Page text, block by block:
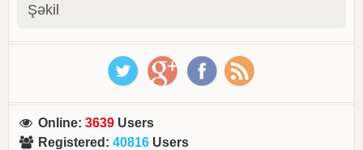
Şəkil
Online:3639 Users
Registered :40816 Users